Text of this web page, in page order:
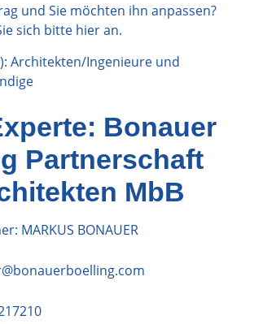
und Sie möchten ihn anpassen?
sich bitte hieran.
Architekten/Ingenieure und
Bonauer
Partnerschaft
MbB
MARKUS BONAUER